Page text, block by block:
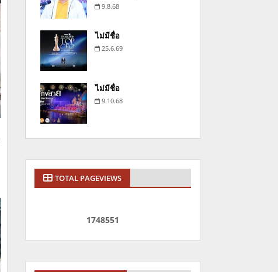
9.8.68
ไม่มีชื่อ
25.6.69
ไม่มีชื่อ
9.10.68
TOTAL PAGEVIEWS
1748551